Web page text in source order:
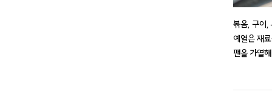
볶음, 구이,
예열은 재
팬을 가열